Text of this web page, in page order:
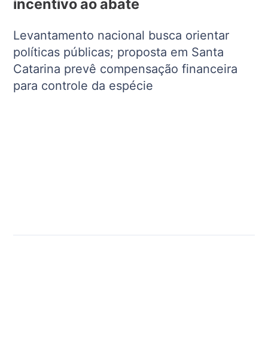
incentivo ao abate
Levantamento nacional busca orientar
políticas públicas; proposta em Santa
Catarina prevê compensação financeira
para controle da espécie